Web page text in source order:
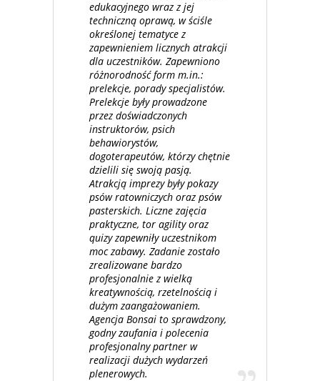
edukacyjnego wraz z jej
techniczną oprawą, w ściśle
określonej tematyce z
zapewnieniem licznych atrakcji
dla uczestników. Zapewniono
różnorodność form m.in.:
prelekcje, porady specjalistów.
Prelekcje były prowadzone
przez doświadczonych
instruktorów, psich
behawiorystów,
dogoterapeutów, którzy chętnie
dzielili się swoją pasją.
Atrakcją imprezy były pokazy
psów ratowniczych oraz psów
pasterskich. Liczne zajęcia
praktyczne, tor agility oraz
quizy zapewniły uczestnikom
moc zabawy. Zadanie zostało
zrealizowane bardzo
profesjonalnie z wielką
kreatywnością, rzetelnością i
dużym zaangażowaniem.
Agencja Bonsai to sprawdzony,
godny zaufania i polecenia
profesjonalny partner w
realizacji dużych wydarzeń
plenerowych.